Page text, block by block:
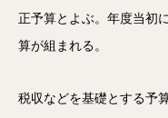
正予算とよぶ。年度当初
算が組まれる。
税収などを基礎とする予